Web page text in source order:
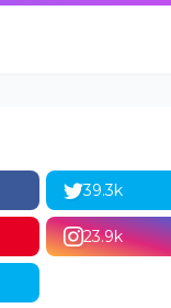
39.3k
23.9k